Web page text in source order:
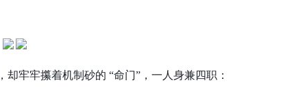
却牢牢攥着机制砂的 “命门”，一人身兼四职：